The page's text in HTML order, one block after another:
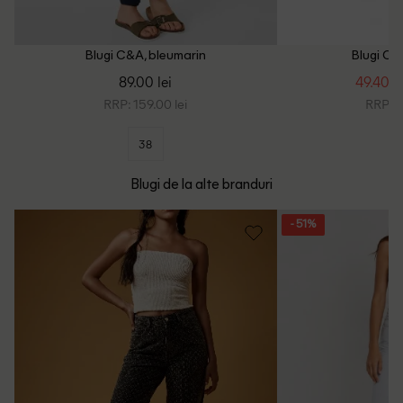
Blugi C&A, bleumarin
89.00 lei
RRP: 159.00 lei
38
Blugi
49.40
RRP:
Blugi de la alte branduri
- 51%